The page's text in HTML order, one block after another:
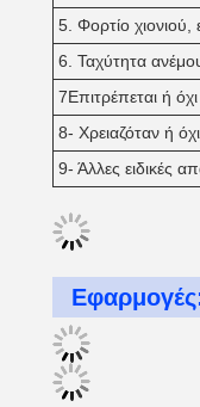
5. Φορτίο χιονιού,
6. Ταχύτητα
7Επιτρέπεται ή
8- Χρειαζόταν ή
9- Άλλες ειδικές